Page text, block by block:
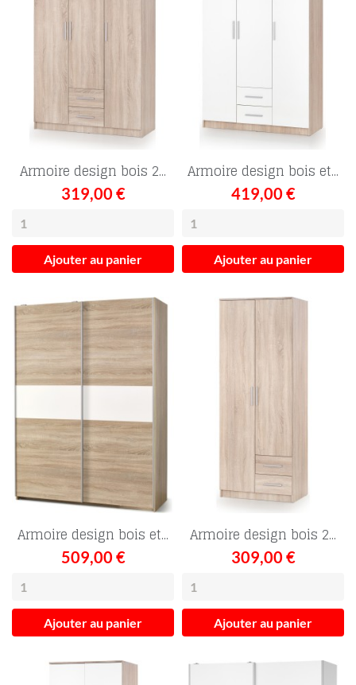
Armoire design bois 2...
319,00 €
Ajouter au panier
Armoire design bois et...
419,00 €
Ajouter au panier
Armoire design bois et...
509,00 €
Ajouter au panier
Armoire design bois 2...
309,00 €
Ajouter au panier